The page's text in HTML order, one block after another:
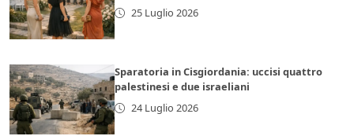
25 Luglio 2026
Sparatoria in Cisgiordania: uccisi quattro
palestinesi e due israeliani
24 Luglio 2026